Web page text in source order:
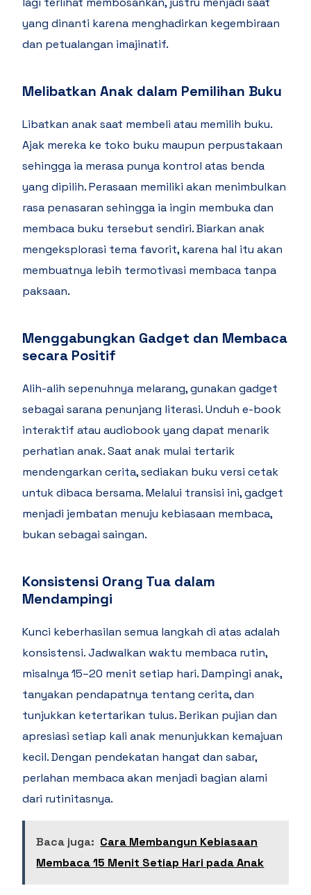
yang dinanti karena menghadirkan kegembiraan
dan petualangan imajinatif.
Melibatkan Anak dalam Pemilihan Buku
Libatkan anak saat membeli atau memilih buku.
Ajak mereka ke toko buku maupun perpustakaan
sehingga ia merasa punya kontrol atas benda
yang dipilih. Perasaan memiliki akan menimbulkan
rasa penasaran sehingga ia ingin membuka dan
membaca buku tersebut sendiri. Biarkan anak
mengeksplorasi tema favorit, karena hal itu akan
membuatnya lebih termotivasi membaca tanpa
paksaan.
Menggabungkan Gadget dan Membaca
secara Positif
Alih-alih sepenuhnya melarang, gunakan gadget
sebagai sarana penunjang literasi. Unduh e-book
interaktif atau audiobook yang dapat menarik
perhatian anak. Saat anak mulai tertarik
mendengarkan cerita, sediakan buku versi cetak
untuk dibaca bersama. Melalui transisi ini, gadget
menjadi jembatan menuju kebiasaan membaca,
bukan sebagai saingan.
Konsistensi Orang Tua dalam
Mendampingi
Kunci keberhasilan semua langkah di atas adalah
konsistensi. Jadwalkan waktu membaca rutin,
misalnya 15–20 menit setiap hari. Dampingi anak,
tanyakan pendapatnya tentang cerita, dan
tunjukkan ketertarikan tulus. Berikan pujian dan
apresiasi setiap kali anak menunjukkan kemajuan
kecil. Dengan pendekatan hangat dan sabar,
perlahan membaca akan menjadi bagian alami
dari rutinitasnya.
Baca juga: Cara Membangun Kebiasaan
Membaca 15 Menit Setiap Hari pada Anak